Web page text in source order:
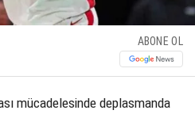
ABONE OL
mücadelesinde deplasmanda